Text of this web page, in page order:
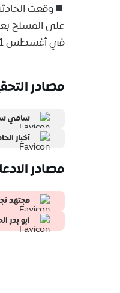
وقعت
على المسلح
في أغسطس 2021.
مصادر
سامي
أخبار
مصادر
مجتهد
ابو بدر